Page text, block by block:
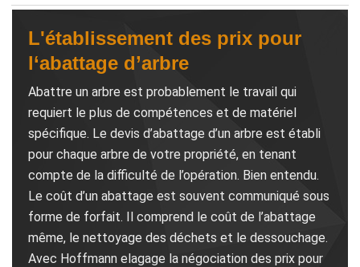
L'établissement des prix pour
l‘abattage d’arbre
Abattre un arbre est probablement le travail qui
requiert le plus de compétences et de matériel
spécifique. Le devis d’abattage d’un arbre est établi
pour chaque arbre de votre propriété, en tenant
compte de la difficulté de l’opération. Bien entendu.
Le coût d’un abattage est souvent communiqué sous
forme de forfait. Il comprend le coût de l’abattage
même, le nettoyage des déchets et le dessouchage.
Avec Hoffmann elagage la négociation des prix pour